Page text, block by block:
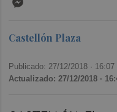
Castellón Plaza
Publicado: 27/12/2018 · 16:07
Actualizado: 27/12/2018 ·